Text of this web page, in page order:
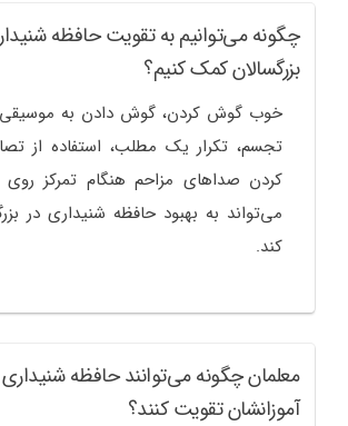
چگونه می‌توانیم به تقویت حافظه
بزرگسالان کمک کنیم؟
خوب گوش کردن، گوش دادن به
تجسم، تکرار یک مطلب، استفاده از
کردن صداهای مزاحم هنگام تمرکز
می‌تواند به بهبود حافظه شنیداری در
کند.
معلمان چگونه می‌توانند حافظه
آموزانشان تقویت کنند؟